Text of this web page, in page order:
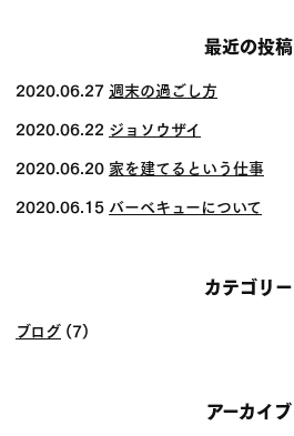
ゲー
ショ
ン
最近の投稿
2020.06.27 週末の過ごし方
2020.06.22 ジョソウザイ
2020.06.20 家を建てるという仕事
2020.06.15 バーベキューについて
カテゴリー
ブログ (7)
アーカイブ